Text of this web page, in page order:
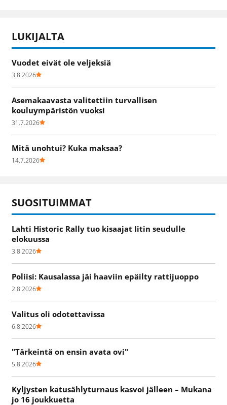
LUKIJALTA
Vuodet eivät ole veljeksiä
3.8.2026
Asemakaavasta valitettiin turvallisen
kouluympäristön vuoksi
31.7.2026
Mitä unohtui? Kuka maksaa?
14.7.2026
SUOSITUIMMAT
Lahti Historic Rally tuo kisaajat Iitin seudulle
elokuussa
3.8.2026
Poliisi: Kausalassa jäi haaviin epäilty rattijuoppo
2.8.2026
Valitus oli odotettavissa
6.8.2026
"Tärkeintä on ensin avata ovi"
5.8.2026
Kyljysten katusählyturnaus kasvoi jälleen – Mukana
jo 16 joukkuetta